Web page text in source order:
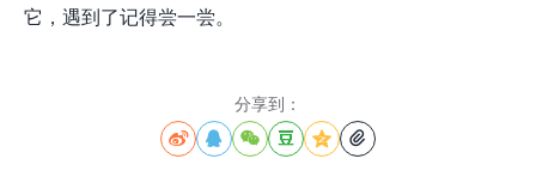
它，遇到了记得尝一尝。
分享到：
     